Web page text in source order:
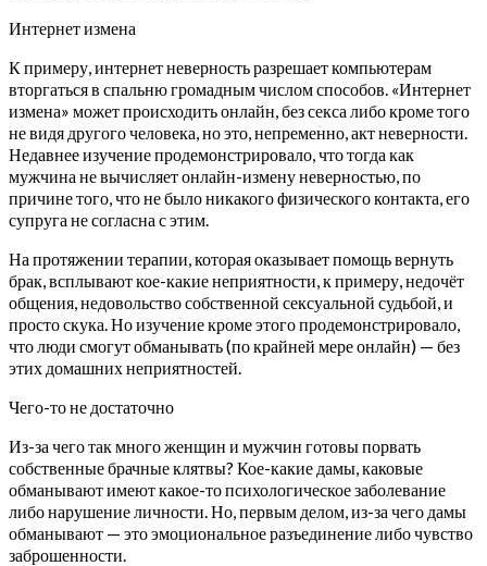
Интернет измена
К примеру, интернет неверность разрешает компьютерам
вторгаться в спальню громадным числом способов. «Интернет
измена» может происходить онлайн, без секса либо кроме того
не видя другого человека, но это, непременно, акт неверности.
Недавнее изучение продемонстрировало, что тогда как
мужчина не вычисляет онлайн-измену неверностью, по
причине того, что не было никакого физического контакта, его
супруга не согласна с этим.
На протяжении терапии, которая оказывает помощь вернуть
брак, всплывают кое-какие неприятности, к примеру, недочёт
общения, недовольство собственной сексуальной судьбой, и
просто скука.Но изучение кроме этого продемонстрировало,
что люди смогут обманывать (по крайней мере онлайн) — без
этих домашних неприятностей.
Чего-то не достаточно
Из-за чего так много женщин и мужчин готовы порвать
собственные брачные клятвы? Кое-какие дамы, каковые
обманывают имеют какое-то психологическое заболевание
либо нарушение личности. Но, первым делом, из-за чего дамы
обманывают — это эмоциональное разъединение либо чувство
заброшенности.